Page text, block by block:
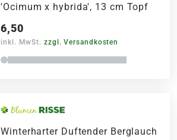
'Ocimum x hybrida', 13 cm Topf
6,50
inkl. MwSt. zzgl. Versandkosten
Winterharter Duftender Berglauch